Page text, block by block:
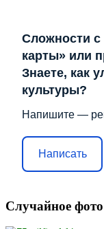
Сложности с
карты» или
Знаете, как
культуры?
Напишите —
Написать
Случайное фото